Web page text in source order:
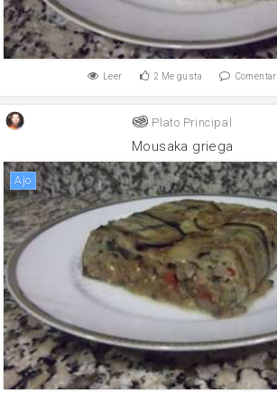
Leer 2 Me gusta Comentar
Plato Principal
Mousaka griega
ajo